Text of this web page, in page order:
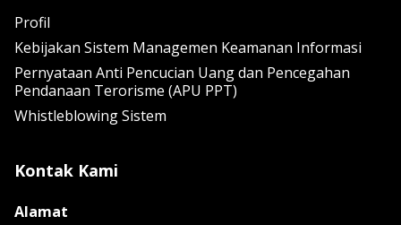
Profil
Kebijakan Sistem Managemen Keamanan Informasi
Pernyataan Anti Pencucian Uang dan Pencegahan
Pendanaan Terorisme (APU PPT)
Whistleblowing Sistem
Kontak Kami
Alamat